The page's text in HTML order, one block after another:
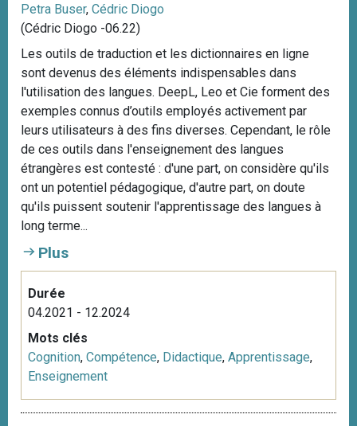
Petra Buser, Cédric Diogo
(Cédric Diogo -06.22)
Les outils de traduction et les dictionnaires en ligne
sont devenus des éléments indispensables dans
l'utilisation des langues. DeepL, Leo et Cie forment des
exemples connus d’outils employés activement par
leurs utilisateurs à des fins diverses. Cependant, le rôle
de ces outils dans l'enseignement des langues
étrangères est contesté : d'une part, on considère qu'ils
ont un potentiel pédagogique, d'autre part, on doute
qu'ils puissent soutenir l'apprentissage des langues à
long terme...
Plus
Durée
04.2021 - 12.2024
Mots clés
Cognition, Compétence, Didactique, Apprentissage,
Enseignement